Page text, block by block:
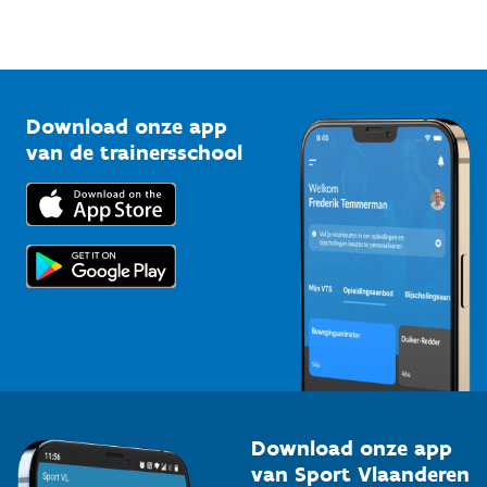
Bedrijven
Trainers en begeleiders
Topsporters
Vlaamse Trainersschool
Kennisplatform
Downloads
Voor de pers
Download onze app
van de trainersschool
Download onze app
van Sport Vlaanderen